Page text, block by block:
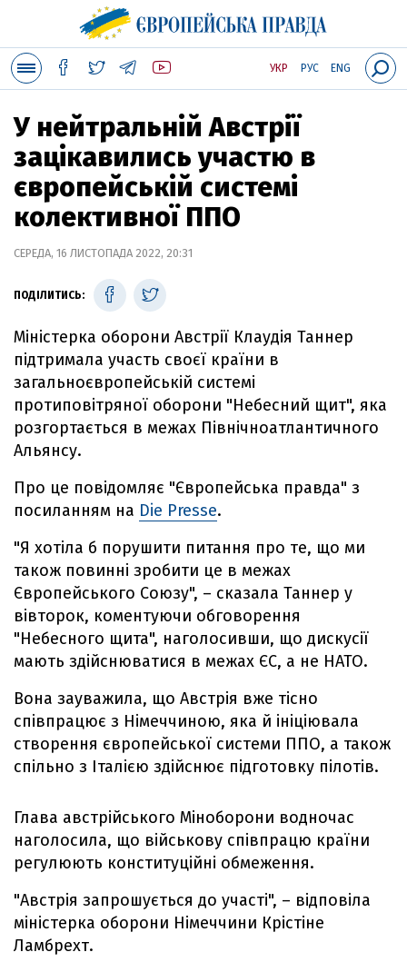
УКР РУС ENG
У нейтральній Австрії
зацікавились участю в
європейській системі
колективної ППО
СЕРЕДА, 16 ЛИСТОПАДА 2022, 20:31
ПОДІЛИТИСЬ:
Міністерка оборони Австрії Клаудія Таннер
підтримала участь своєї країни в
загальноєвропейській системі
протиповітряної оборони "Небесний щит", яка
розгортається в межах Північноатлантичного
Альянсу.
Про це повідомляє "Європейська правда" з
посиланням на Die Presse.
"Я хотіла б порушити питання про те, що ми
також повинні зробити це в межах
Європейського Союзу", – сказала Таннер у
вівторок, коментуючи обговорення
"Небесного щита", наголосивши, що дискусії
мають здійснюватися в межах ЄС, а не НАТО.
Вона зауважила, що Австрія вже тісно
співпрацює з Німеччиною, яка й ініціювала
створення європейської системи ППО, а також
спільно з Італією здійснює підготовку пілотів.
Глава австрійського Міноборони водночас
наголосила, що військову співпрацю країни
регулюють конституційні обмеження.
"Австрія запрошується до участі", – відповіла
міністерка оборони Німеччини Крістіне
Ламбрехт.